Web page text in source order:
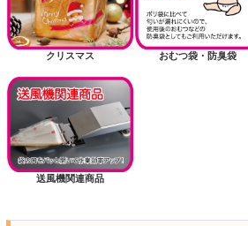
クリスマス おむつ袋・防臭袋
送風機関連商品